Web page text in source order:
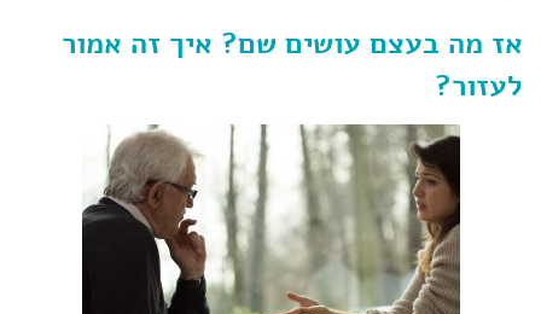
אז מה בעצם עושים שם? איך זה אמור
לעזור?